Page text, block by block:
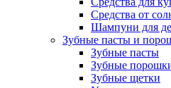
Средства от
Шампуни для
Зубные пасты и
Зубные пасты
Зубные
Зубные щетки